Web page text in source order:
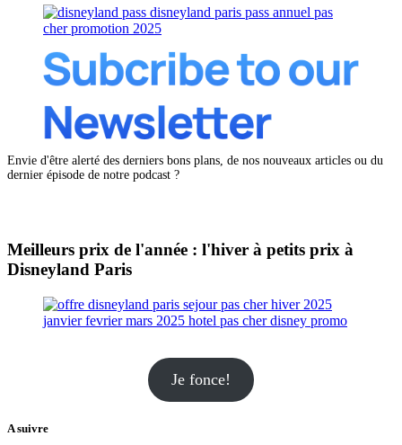
Envie d'être alerté des derniers bons plans, de nos nouveaux articles ou du
dernier épisode de notre podcast ?
Meilleurs prix de l'année : l'hiver à petits prix à
Disneyland Paris
Je fonce!
A suivre